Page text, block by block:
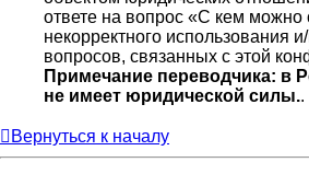
ответе на вопрос «С кем можно
некорректного использования
вопросов, связанных с этой
Примечание переводчика: в
не имеет юридической силы..
Вернуться к началу